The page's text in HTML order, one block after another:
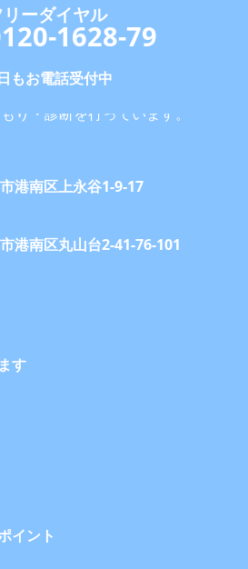
リーダイヤル
1628-79
お電話受付中
港南区上永谷1-9-17
港南区丸山台2-41-76-101
す
イント